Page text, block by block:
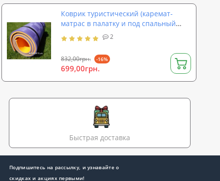
Коврик туристический (каремат-
матрас в палатку и под спальный
мешок) OSPORT Tourist 16мм (FI-0038)
2
832,00грн. -16%
699,00грн.
Быстрая доставка
Подпишитесь на рассылку, и узнавайте о
скидках и акциях первыми!